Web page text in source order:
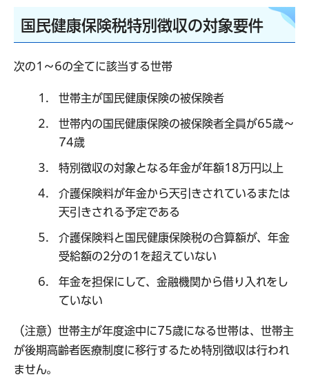
国民健康保険税特別徴収の対象要件
次の1～6の全てに該当する世帯
世帯主が国民健康保険の被保険者
世帯内の国民健康保険の被保険者全員が65歳～
74歳
特別徴収の対象となる年金が年額18万円以上
介護保険料が年金から天引きされているまたは
天引きされる予定である
介護保険料と国民健康保険税の合算額が、年金
受給額の2分の1を超えていない
年金を担保にして、金融機関から借り入れをし
ていない
（注意）世帯主が年度途中に75歳になる世帯は、世帯主
が後期高齢者医療制度に移行するため特別徴収は行われ
ません。